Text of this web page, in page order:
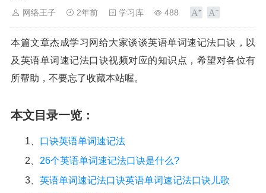
网络王子 2年前 学习库 488
本篇文章杰成学习网给大家谈谈英语单词速记法口诀，以
及英语单词速记法口诀视频对应的知识点，希望对各位有
所帮助，不要忘了收藏本站喔。
本文目录一览：
1、 口诀英语单词速记法
2、 26个英语单词速记法口诀是什么?
3、 英语单词速记法口诀英语单词速记法口诀儿歌